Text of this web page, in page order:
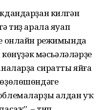
килгән
тиҙ арала яуап
онлайн режимында
мәсьәләләрҙе
сиратты яйға
алдан уҡ